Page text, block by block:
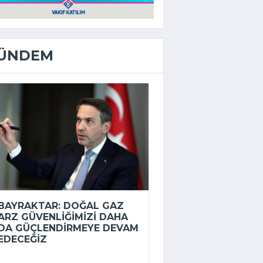
DOĞAL GAZ
GÜVENLIĞIMIZI DAHA
GÜÇLENDIRMEYE DEVAM